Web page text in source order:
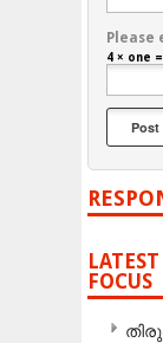
4 × one =
FOCUS